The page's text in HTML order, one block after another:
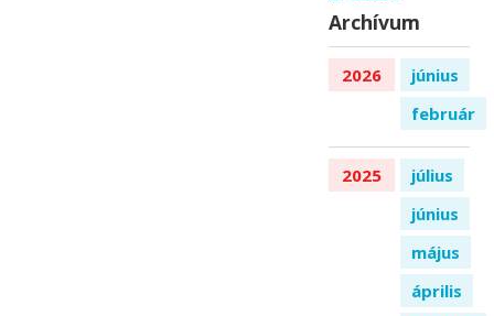
Archívum
2026
június
február
2025
július
június
május
április